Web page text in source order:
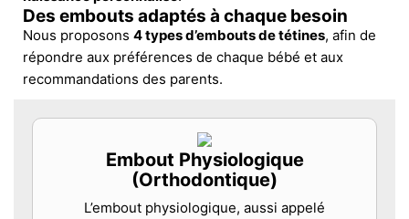
Des embouts adaptés à chaque besoin
Nous proposons 4 types d’embouts de tétines, afin de
répondre aux préférences de chaque bébé et aux
recommandations des parents.
Embout Physiologique
(Orthodontique)
L’embout physiologique, aussi appelé